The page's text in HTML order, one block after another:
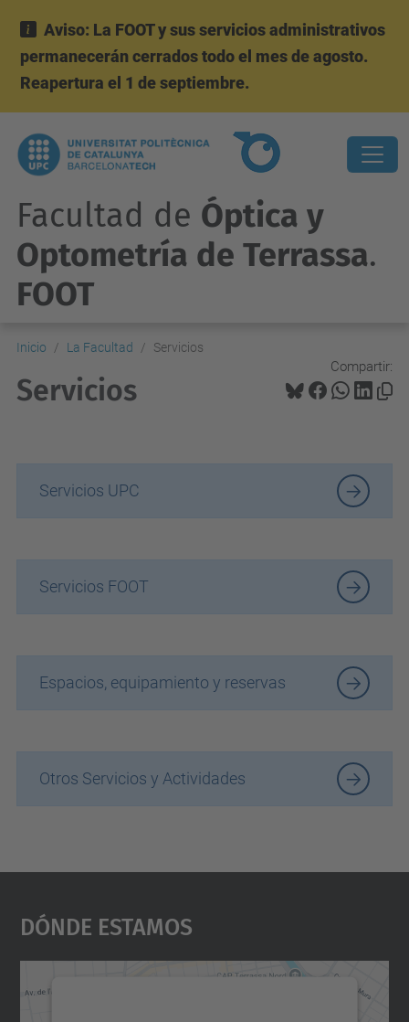
Aviso: La FOOT y sus servicios administrativos
permanecerán cerrados todo el mes de agosto.
Reapertura el 1 de septiembre.
Facultad de Óptica y
Optometría de Terrassa.
FOOT
Inicio La Facultad Servicios
Compartir:
Servicios
Servicios UPC
Servicios FOOT
Espacios, equipamiento y reservas
Otros Servicios y Actividades
Dónde Estamos